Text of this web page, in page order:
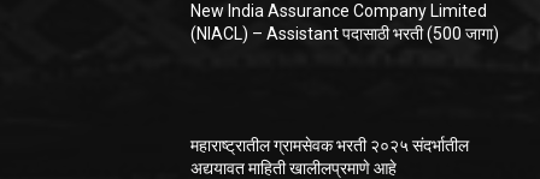
New India Assurance Company Limited
(NIACL) – Assistant पदासाठी भरती (500 जागा)
महाराष्ट्रातील ग्रामसेवक भरती २०२५ संदर्भातील
अद्ययावत माहिती खालीलप्रमाणे आहे